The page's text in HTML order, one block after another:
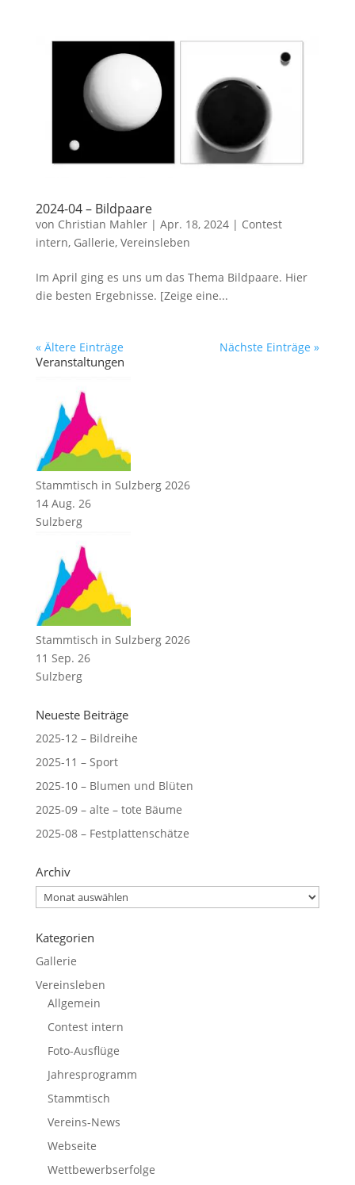
2024-04 – Bildpaare
von Christian Mahler| Apr. 18, 2024| Contest
intern, Gallerie, Vereinsleben
Im April ging es uns um das Thema Bildpaare. Hier
die besten Ergebnisse. [Zeige eine...
« Ältere Einträge Nächste Einträge »
Veranstaltungen
Stammtisch in Sulzberg 2026
14 Aug. 26
Sulzberg
Stammtisch in Sulzberg 2026
11 Sep. 26
Sulzberg
Neueste Beiträge
2025-12 – Bildreihe
2025-11 – Sport
2025-10 – Blumen und Blüten
2025-09 – alte – tote Bäume
2025-08 – Festplattenschätze
Archiv
Archiv
Kategorien
Gallerie
Vereinsleben
Allgemein
Contest intern
Foto-Ausflüge
Jahresprogramm
Stammtisch
Vereins-News
Webseite
Wettbewerbserfolge